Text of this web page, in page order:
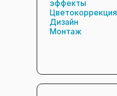
эффекты
Цветокоррекция
Дизайн
Монтаж